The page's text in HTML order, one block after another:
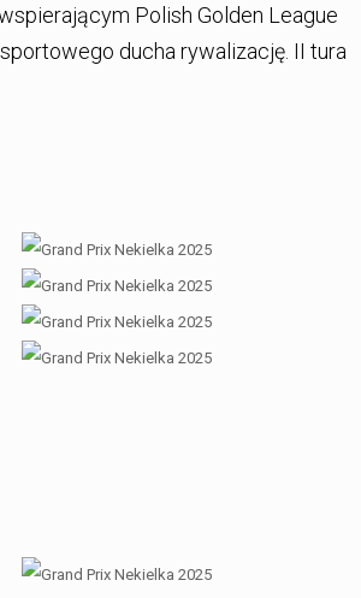
Polish Golden League
ducha rywalizację. II tura